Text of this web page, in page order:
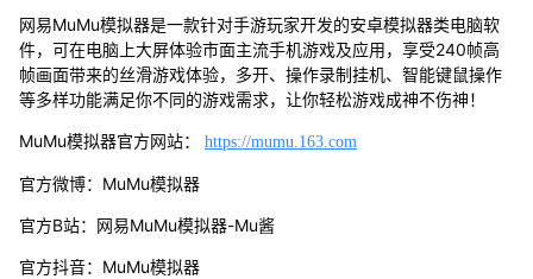
网易MuMu模拟器是一款针对手游玩家开发的安卓模拟器类电脑软
件，可在电脑上大屏体验市面主流手机游戏及应用，享受240帧高
帧画面带来的丝滑游戏体验，多开、操作录制挂机、智能键鼠操作
等多样功能满足你不同的游戏需求，让你轻松游戏成神不伤神！
MuMu模拟器官方网站： https://mumu.163.com
官方微博：MuMu模拟器
官方B站：网易MuMu模拟器-Mu酱
官方抖音：MuMu模拟器